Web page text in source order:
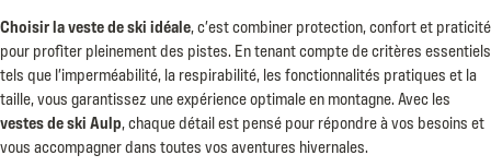
Choisir la veste de ski idéale , c’est combiner protection, confort et praticité
pour profiter pleinement des pistes. En tenant compte de critères essentiels
tels que l’imperméabilité, la respirabilité, les fonctionnalités pratiques et la
taille, vous garantissez une expérience optimale en montagne. Avec les
vestes de ski Aulp , chaque détail est pensé pour répondre à vos besoins et
vous accompagner dans toutes vos aventures hivernales.